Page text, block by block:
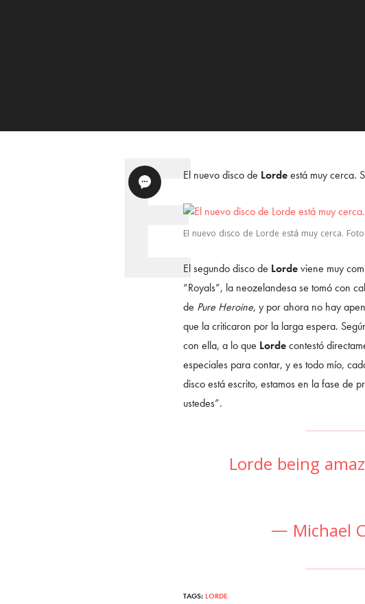
El nuevo disco de Lordeestá muy cerca.
El nuevo disco de Lorde está muy cerca.
El segundo disco de Lordeviene muy
“Royals”, la neozelandesa se tomó con
de Pure Heroine, y por ahora no hay
que la criticaron por la larga espera.
con ella, a lo que Lordecontestó
especiales para contar, y es todo mío,
disco está escrito, estamos en la fase de
ustedes”.
Lorde being
— Michael
TAGS: LORDE